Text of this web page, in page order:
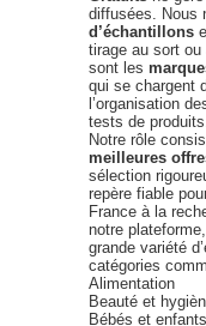
diffusées. Nous
d’échantillons
tirage au sort
sont les
qui se chargent
l’organisation
tests de produits.
Notre rôle
meilleures
sélection
repère fiable
France à la
notre
grande variété
catégories
Alimentation
Beauté et
Bébés et enfants